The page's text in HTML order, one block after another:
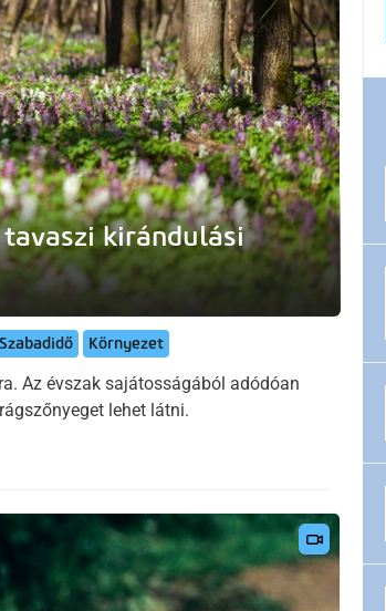
kirándulási
Szabadidő Környezet
Az évszak sajátosságából adódóan
lehet látni.